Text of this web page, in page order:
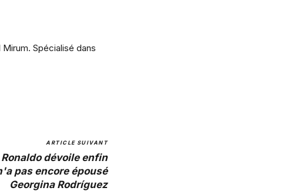
Spécialisé dans
ARTICLE SUIVANT
dévoile enfin
pas encore épousé
Georgina Rodríguez